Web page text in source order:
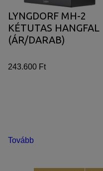
LYNGDORF MH-2
KÉTUTAS HANGFAL
(ÁR/DARAB)
243.600 Ft
Tovább